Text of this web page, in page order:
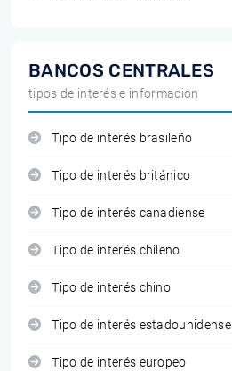
BANCOS CENTRALES
tipos de interés e información
Tipo de interés brasileño
Tipo de interés británico
Tipo de interés canadiense
Tipo de interés chileno
Tipo de interés chino
Tipo de interés estadounidense
Tipo de interés europeo